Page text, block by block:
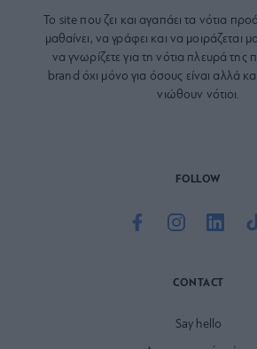
Το site που ζει και αγαπάει τα νότια
μαθαίνει, να γράφει και να μοιράζεται
να γνωρίζετε για τη νότια πλευρά
brand όχι μόνο για όσους είναι αλλά
νιώθουν νότιοι.
FOLLOW
CONTACT
Say hello